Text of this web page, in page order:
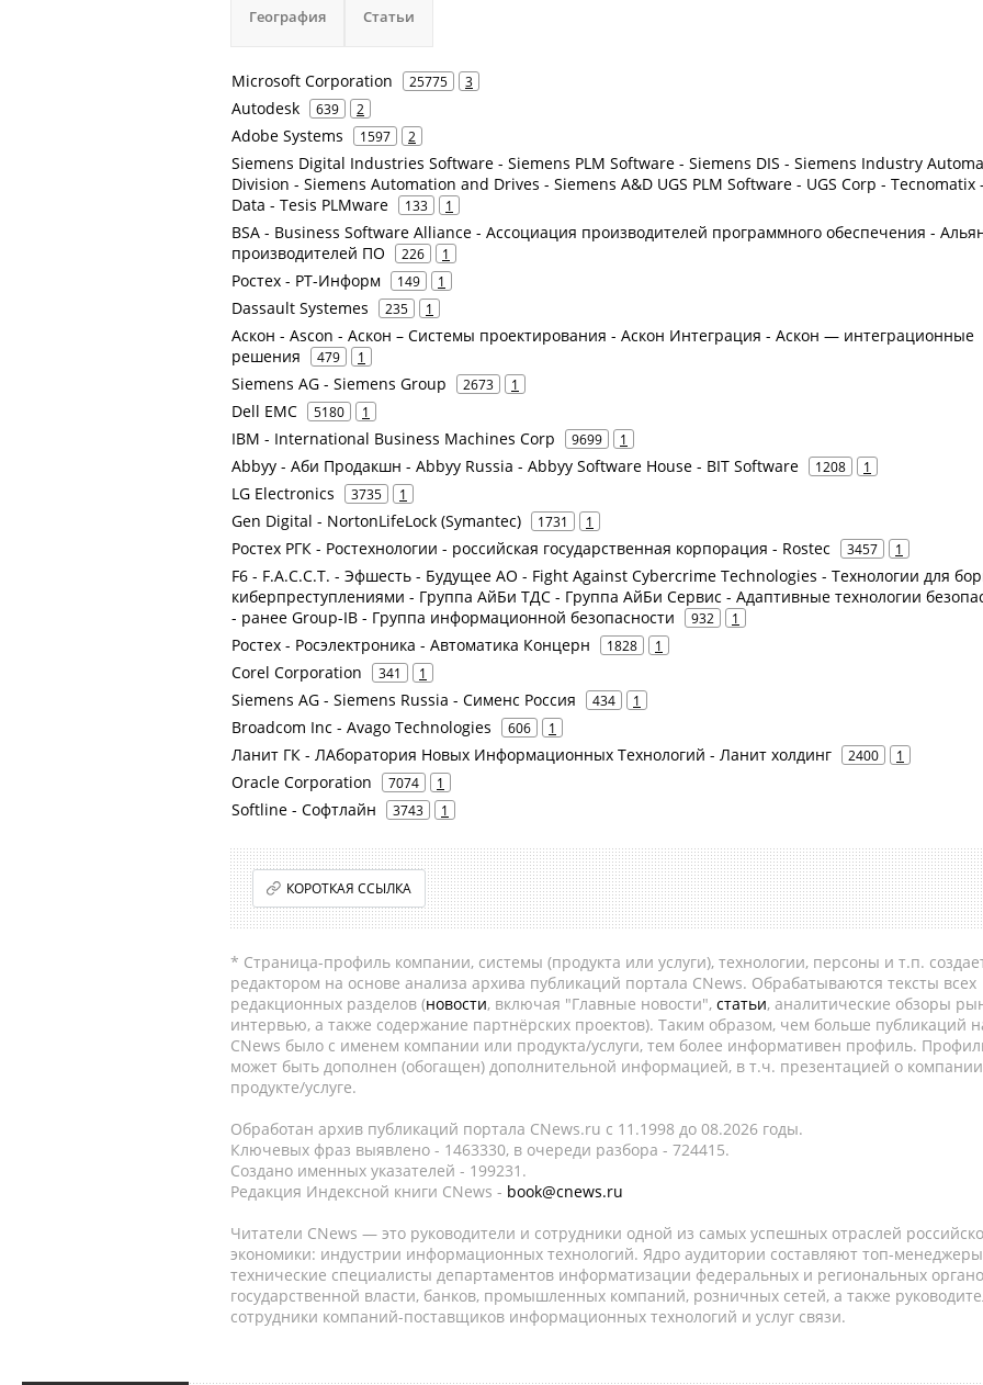
География Статьи
Microsoft Corporation 25775 3
Autodesk 639 2
Adobe Systems 1597 2
Siemens Digital Industries Software - Siemens PLM Software - Siemens DIS - Siemens Industry
Division - Siemens Automation and Drives - Siemens A&D UGS PLM Software - UGS Corp - Tecnomatix
Data - Tesis PLMware
133 1
BSA - Business Software Alliance - Ассоциация производителей программного обеспечения -
производителей ПО
226 1
Ростех - РТ-Информ 149 1
Dassault Systemes 235 1
Аскон - Ascon - Аскон – Системы проектирования - Аскон Интеграция - Аскон — интеграционные
решения
479 1
Siemens AG - Siemens Group 2673 1
Dell EMC 5180 1
IBM - International Business Machines Corp 9699 1
Abbyy - Аби Продакшн - Abbyy Russia - Abbyy Software House - BIT Software 1208 1
LG Electronics 3735 1
Gen Digital - NortonLifeLock (Symantec) 1731 1
Ростех РГК - Ростехнологии - российская государственная корпорация - Rostec 3457 1
F6 - F.A.С.С.T. - Эфшесть - Будущее АО - Fight Against Cybercrime Technologies - Технологии для
киберпреступлениями - Группа АйБи ТДС - Группа АйБи Сервис - Адаптивные технологии
- ранее Group-IB - Группа информационной безопасности
932 1
Ростех - Росэлектроника - Автоматика Концерн 1828 1
Corel Corporation 341 1
Siemens AG - Siemens Russia - Сименс Россия 434 1
Broadcom Inc - Avago Technologies 606 1
Ланит ГК - ЛАборатория Новых Информационных Технологий - Ланит холдинг 2400 1
Oracle Corporation 7074 1
Softline - Софтлайн 3743 1
КОРОТКАЯ ССЫЛКА
* Страница-профиль компании, системы (продукта или услуги), технологии, персоны и т.п.
редактором на основе анализа архива публикаций портала CNews. Обрабатываются тексты всех
редакционных разделов (новости, включая "Главные новости", статьи, аналитические обзоры
интервью, а также содержание партнёрских проектов). Таким образом, чем больше публикаций
CNews было с именем компании или продукта/услуги, тем более информативен профиль.
может быть дополнен (обогащен) дополнительной информацией, в т.ч. презентацией о
продукте/услуге.
Обработан архив публикаций портала CNews.ru c 11.1998 до 08.2026 годы.
Ключевых фраз выявлено - 1463330, в очереди разбора - 724415.
Создано именных указателей - 199231.
Редакция Индексной книги CNews - book@cnews.ru
Читатели CNews — это руководители и сотрудники одной из самых успешных отраслей
экономики: индустрии информационных технологий. Ядро аудитории составляют топ-
технические специалисты департаментов информатизации федеральных и региональных
государственной власти, банков, промышленных компаний, розничных сетей, а также
сотрудники компаний-поставщиков информационных технологий и услуг связи.